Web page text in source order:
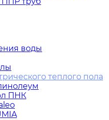
воды
теплого пола
ПНК